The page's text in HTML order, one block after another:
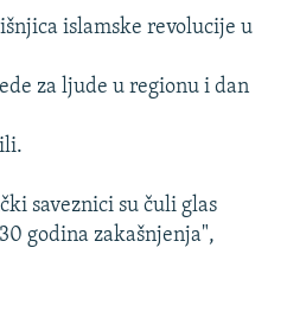
islamske revolucije u
za ljude u regionu i dan
saveznici su čuli glas
godina zakašnjenja",